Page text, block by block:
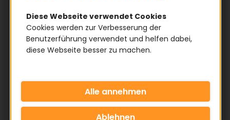
Diese Webseite verwendet Cookies
Cookies werden zur Verbesserung der
Benutzerführung verwendet und helfen dabei,
diese Webseite besser zu machen.